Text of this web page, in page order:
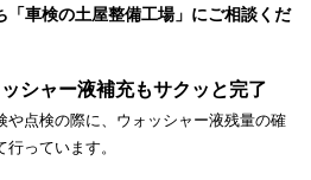
「車検の土屋整備工場」にご相談くだ
シャー液補充もサクッと完了
や点検の際に、ウォッシャー液残量の確
っています。